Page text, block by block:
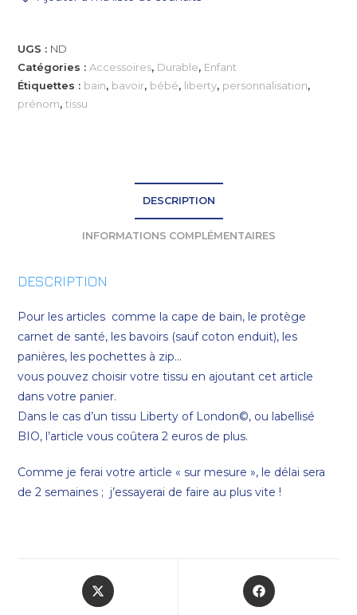
UGS : ND
Catégories : Accessoires, Durable, Enfant
Étiquettes : bain, bavoir, bébé, liberty, personnalisation,
prénom,tissu
DESCRIPTION
INFORMATIONS COMPLÉMENTAIRES
DESCRIPTION
Pour les articles comme la cape de bain, le protège
carnet de santé, les bavoirs (sauf coton enduit), les
panières, les pochettes à zip…
vous pouvez choisir votre tissu en ajoutant cet article
dans votre panier.
Dans le cas d’un tissu Liberty of London©, ou labellisé
BIO, l’article vous coûtera 2 euros de plus.
Comme je ferai votre article « sur mesure », le délai sera
de 2 semaines ; j’essayerai de faire au plus vite !